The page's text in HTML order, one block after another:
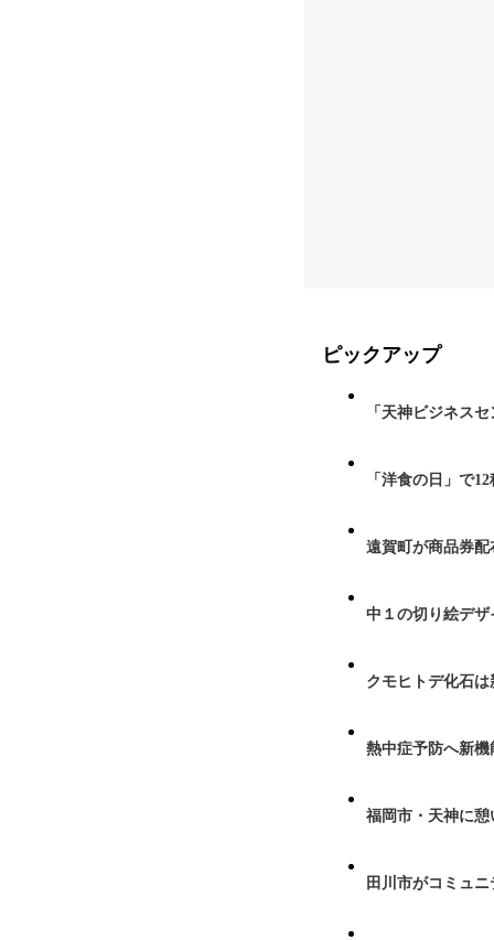
ピックアップ
「天神ビジネス
「洋食の日」で
遠賀町が商品券配
中１の切り絵デ
クモヒトデ化石
熱中症予防へ新
福岡市・天神に
田川市がコミュ